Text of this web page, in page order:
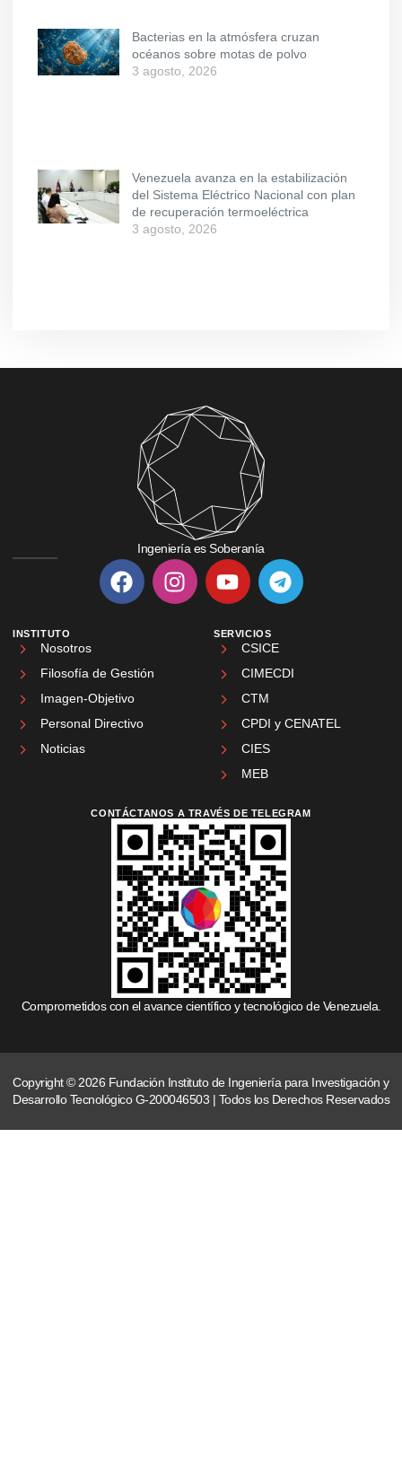
Bacterias en la atmósfera cruzan
océanos sobre motas de polvo
3 agosto, 2026
Venezuela avanza en la estabilización
del Sistema Eléctrico Nacional con plan
de recuperación termoeléctrica
3 agosto, 2026
Ingeniería es Soberanía
INSTITUTO
Nosotros
Filosofía de Gestión
Imagen-Objetivo
Personal Directivo
Noticias
SERVICIOS
CSICE
CIMECDI
CTM
CPDI y CENATEL
CIES
MEB
CONTÁCTANOS A TRAVÉS DE TELEGRAM
Comprometidos con el avance científico y tecnológico de Venezuela.
Copyright © 2026 Fundación Instituto de Ingeniería para Investigación y
Desarrollo Tecnológico G-200046503 | Todos los Derechos Reservados